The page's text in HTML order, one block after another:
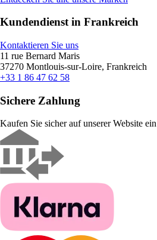
Kundendienst in Frankreich
Kontaktieren Sie uns
11 rue Bernard Maris
37270 Montlouis-sur-Loire, Frankreich
+33 1 86 47 62 58
Sichere Zahlung
Kaufen Sie sicher auf unserer Website ein